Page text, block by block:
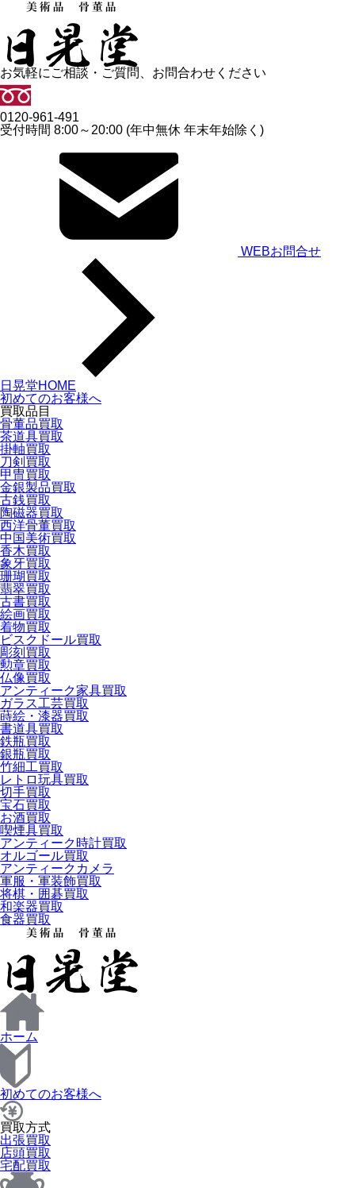
お気軽にご相談・ご質問、お問合わせください
0120-961-491
受付時間 8:00～20:00 (年中無休 年末年始除く)
WEBお問合せ
日晃堂HOME
初めてのお客様へ
買取品目
骨董品買取
茶道具買取
掛軸買取
刀剣買取
甲冑買取
金銀製品買取
古銭買取
陶磁器買取
西洋骨董買取
中国美術買取
香木買取
象牙買取
珊瑚買取
翡翠買取
古書買取
絵画買取
着物買取
ビスクドール買取
彫刻買取
勲章買取
仏像買取
アンティーク家具買取
ガラス工芸買取
蒔絵・漆器買取
書道具買取
鉄瓶買取
銀瓶買取
竹細工買取
レトロ玩具買取
切手買取
宝石買取
お酒買取
喫煙具買取
アンティーク時計買取
オルゴール買取
アンティークカメラ
軍服・軍装飾買取
将棋・囲碁買取
和楽器買取
食器買取
ホーム
初めてのお客様へ
買取方式
出張買取
店頭買取
宅配買取